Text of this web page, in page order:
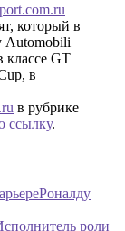
который в
Automobili
классе GT
в
в рубрике
ссылку.
Роналду